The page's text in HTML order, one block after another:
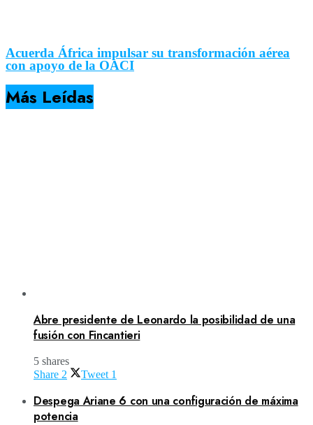
Acuerda África impulsar su transformación aérea
con apoyo de la OACI
Más Leídas
Abre presidente de Leonardo la posibilidad de una
fusión con Fincantieri
5 shares
Share 2 Tweet 1
Despega Ariane 6 con una configuración de máxima
potencia